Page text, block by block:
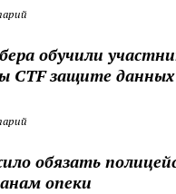
обучили
CTF защите данных
обязать
опеки